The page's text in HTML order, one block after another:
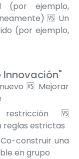
(por ejemplo,
🆚 Un
(por ejemplo,
🆚 Mejorar
🆚
reglas estrictas
construir una
en grupo